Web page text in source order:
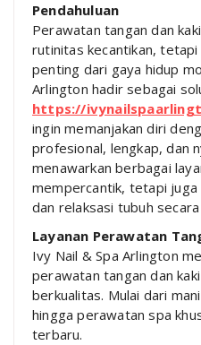
Pendahuluan
Perawatan tangan dan
rutinitas kecantikan,
penting dari gaya hidup
Arlington hadir sebagai
https://
ingin memanjakan diri
profesional, lengkap, dan
menawarkan berbagai
mempercantik, tetapi juga
dan relaksasi tubuh
Layanan Perawatan
Ivy Nail & Spa Arlington
perawatan tangan dan
berkualitas. Mulai dari
hingga perawatan spa
terbaru.